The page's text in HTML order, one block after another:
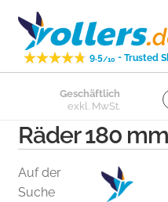
Zur
Navigation
springen
Zum
Inhalt
springen
9.5/10 - Trusted
Lenkrollen
Bockrollen
Lose Räder
Geschäftlich
exkl. MwSt.
Räder 180 mm
Auf der
Suche